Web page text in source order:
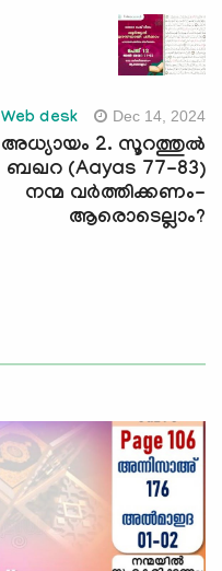
Web desk Dec 14, 2024
അധ്യായം 2. സൂറത്തുല്‍
ബഖറ (Aayas 77-83)
നന്മ വര്‍ത്തിക്കണം-
ആരൊടെല്ലാം?